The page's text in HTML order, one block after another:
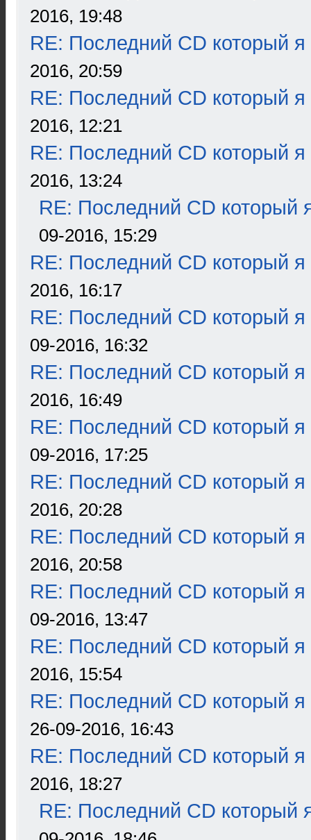
2016, 19:48
RE: Последний CD который я
2016, 20:59
RE: Последний CD который я
2016, 12:21
RE: Последний CD который я
2016, 13:24
RE: Последний CD который
09-2016, 15:29
RE: Последний CD который я
2016, 16:17
RE: Последний CD который я
09-2016, 16:32
RE: Последний CD который я
2016, 16:49
RE: Последний CD который я
09-2016, 17:25
RE: Последний CD который я
2016, 20:28
RE: Последний CD который я
2016, 20:58
RE: Последний CD который я
09-2016, 13:47
RE: Последний CD который я
2016, 15:54
RE: Последний CD который я
26-09-2016, 16:43
RE: Последний CD который я
2016, 18:27
RE: Последний CD который